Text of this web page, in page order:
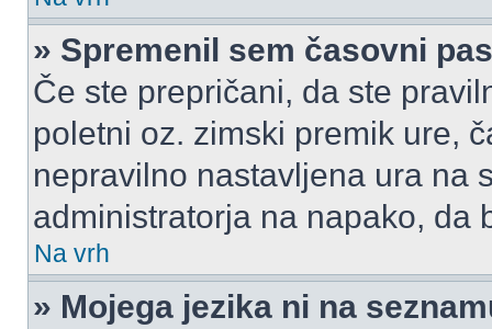
» Spremenil sem časovni
Če ste prepričani, da ste
poletni oz. zimski premik ure,
nepravilno nastavljena ura na
administratorja na napako, da
Na vrh
» Mojega jezika ni na